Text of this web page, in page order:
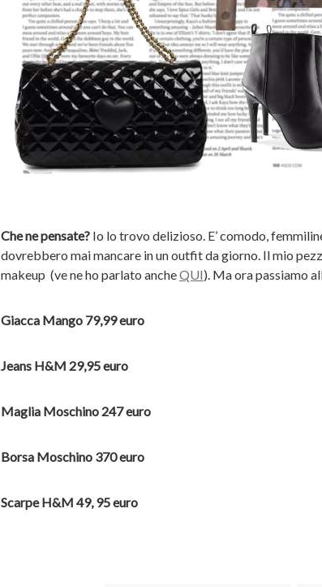
Che ne pensate? Io lo trovo delizioso. E’ comodo,
dovrebbero mai mancare in un outfit da giorno. Il mio
makeup (ve ne ho parlato ancheQUI). Ma ora passiamo
Giacca Mango 79,99 euro
Jeans H&M 29,95 euro
Maglia Moschino 247 euro
Borsa Moschino 370 euro
Scarpe H&M 49, 95 euro